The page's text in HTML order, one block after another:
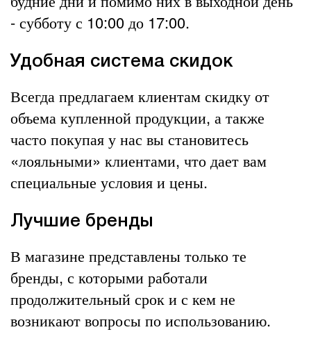
- субботу с 10:00 до 17:00.
Удобная система скидок
Всегда предлагаем клиентам скидку от
объема купленной продукции, а также
часто покупая у нас вы становитесь
«лояльными» клиентами, что дает вам
специальные условия и цены.
Лучшие бренды
В магазине представлены только те
бренды, с которыми работали
продолжительный срок и с кем не
возникают вопросы по использованию.